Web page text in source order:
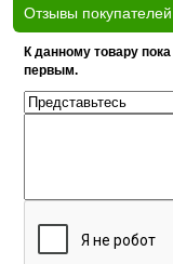
Отзывы покупателей
К данному товару
первым.